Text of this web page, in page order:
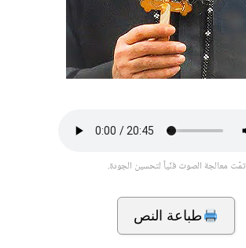
تمّت معالجة الصوت فنّياً لتحسين الجودة.
طباعة النص